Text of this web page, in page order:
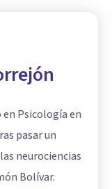
en Psicología en
pasar un
neurociencias
Bolívar.